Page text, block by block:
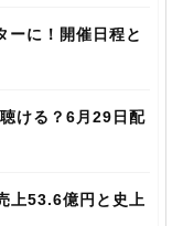
ーに！開催日程と
ける？6月29日配
上53.6億円と史上